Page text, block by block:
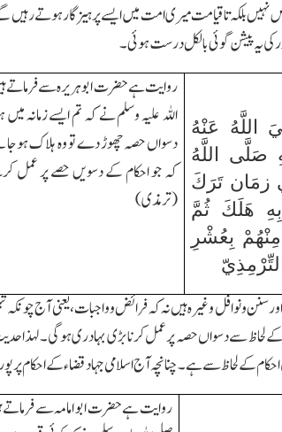
نہیں بلکہ تاقیامت میری امت میں ایسے پرہیزگار ہوتے
کی یہ پیشن گوئی بالکل درست ہوئی۔
اللَّهُ عَنْهُ
صَلَّى اللَّهُ
زمَان تَرَكَ
هَلَكَ ثُمَّ
بِعُشْرِ
روایت ہے حضرت ابوہریرہ سے فرماتے
اللہ علیہ وسلم نے کہ تم ایسے زمانہ میں
دسواں حصہ چھوڑ دے تو وہ ہلاک
کہ جو احکام کے دسویں حصے پر
(ترمذی)
سنن ونوافل وغیرہ ہیں نہ کہ فرائض و واجبات،یعنی آج
سے دسواں حصہ پر عمل کرنا بڑی بہادری ہوگی۔لہذا
کے لحاظ سے ہے۔چنانچہ آج اسلامی جہاد قضاء کے احکام
روایت ہے حضرت ابو امامہ سے فرماتے